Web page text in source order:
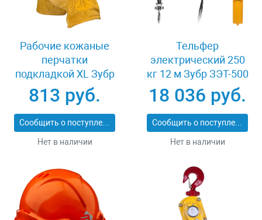
Рабочие кожаные
перчатки
подкладкой XL Зубр
МАСТЕР 1135-XL
813 руб.
Сообщить о поступлении
Нет в наличии
Тельфер
электрический 250
кг 12 м Зубр ЗЭТ-500
18 036 руб.
Сообщить о поступлении
Нет в наличии